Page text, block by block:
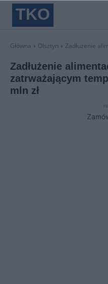
TKO
Główna Olsztyn Zadłużenie
Zadłużenie
zatrważającym
mln zł